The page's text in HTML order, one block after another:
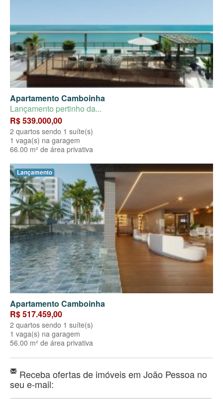
Apartamento Camboinha
Lançamento pertinho da...
R$ 539.000,00
2 quartos sendo 1 suíte(s)
1 vaga(s) na garagem
66.00 m² de área privativa
Lançamento
Apartamento Camboinha
R$ 517.459,00
2 quartos sendo 1 suíte(s)
1 vaga(s) na garagem
56.00 m² de área privativa
Receba ofertas de imóveis em João Pessoa no
seu e-mail: